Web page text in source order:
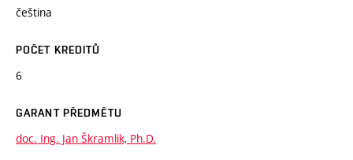
čeština
POČET KREDITŮ
6
GARANT PŘEDMĚTU
doc. Ing. Jan Škramlik, Ph.D.